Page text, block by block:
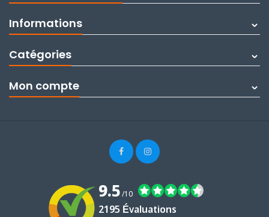
Informations
Catégories
Mon compte
9.5/10
2195 Évaluations